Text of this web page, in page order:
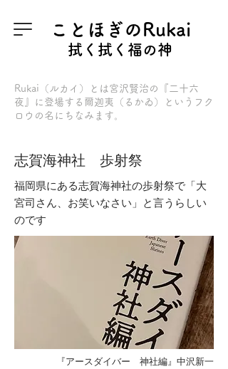
ことほぎのRukai
拭く拭く福の神
Rukai（ルカイ）とは 宮沢賢治の『二十六
夜』
に登場する爾迦夷（るかゐ）というフク
ロウの名にちなみます。
志賀海神社 歩射祭
福岡県にある志賀海神社の歩射祭で「大
宮司さん、お笑いなさい」と言うらしい
のです
『アースダイバー 神社編』中沢新一